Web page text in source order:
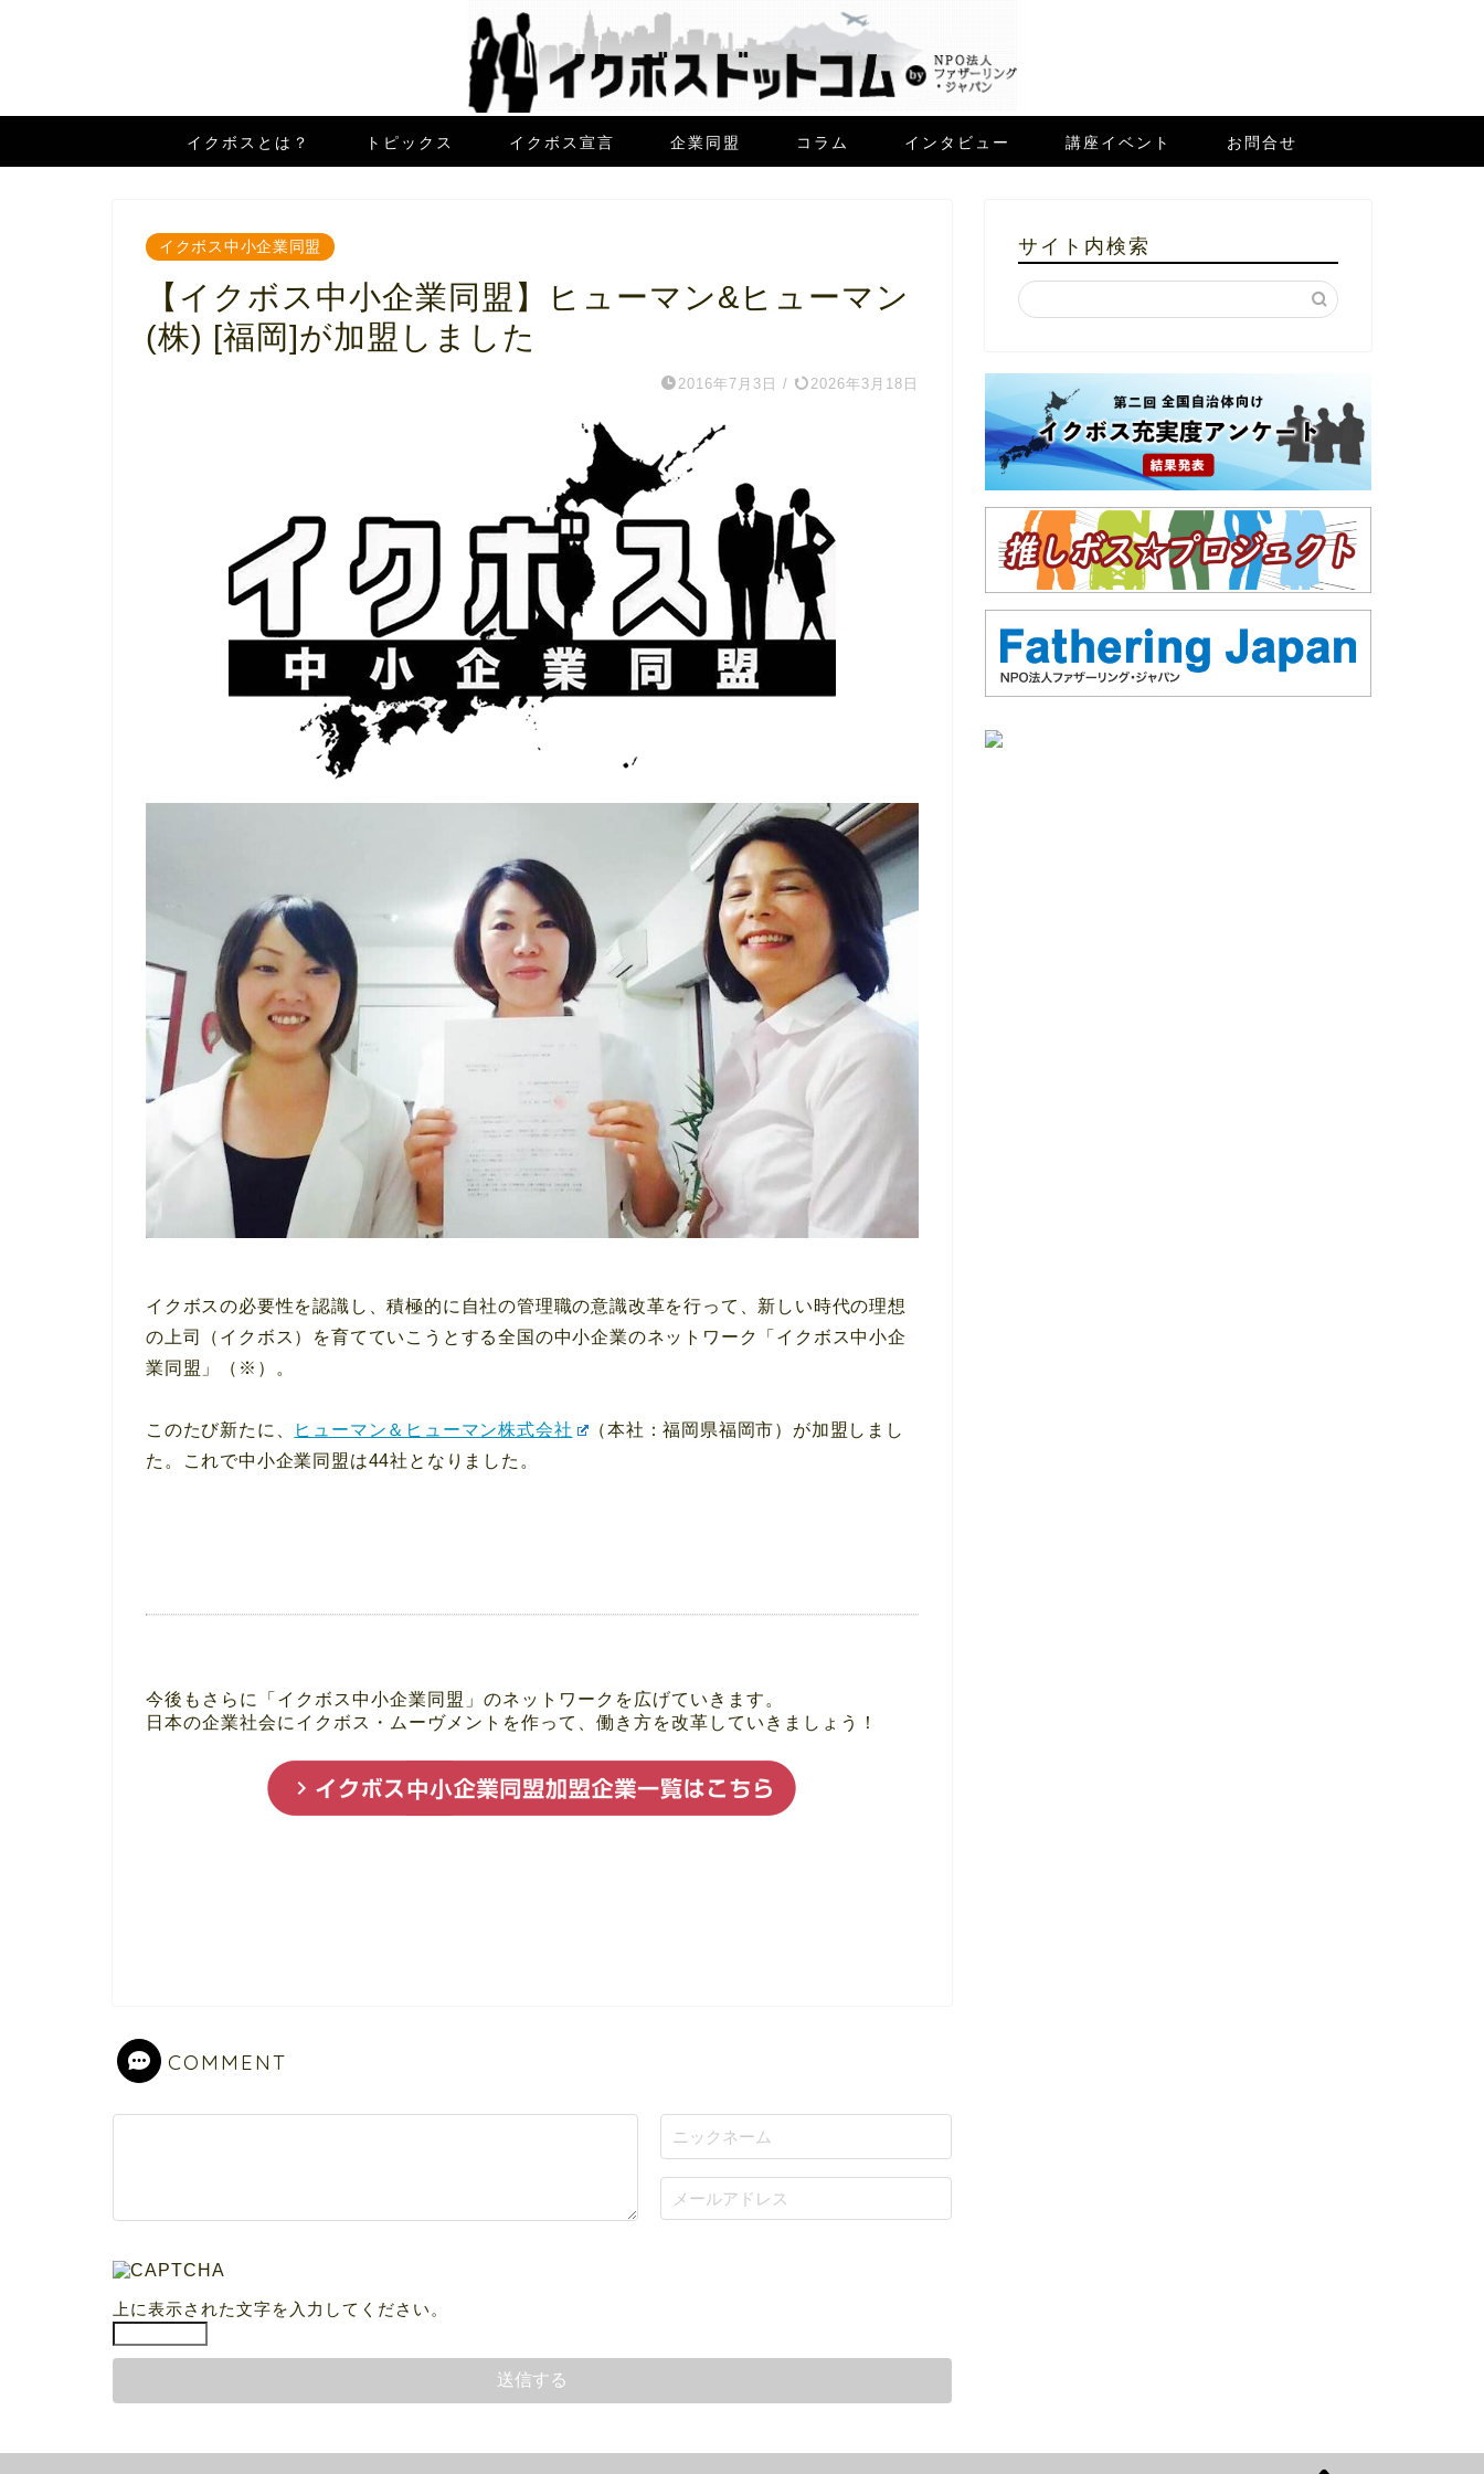
イクボスとは？ トピックス イクボス宣言 企業同盟 コラム インタビュー 講座イベント お問合せ
イクボス中小企業同盟
【イクボス中小企業同盟】ヒューマン&ヒューマン
(株) [福岡]が加盟しました
2016年7月3日 / 2026年3月18日
イクボスの必要性を認識し、積極的に自社の管理職の意識改革を行って、新しい時代の理想
の上司（イクボス）を育てていこうとする全国の中小企業のネットワーク「イクボス中小企
業同盟」（※）。
このたび新たに、 ヒューマン＆ヒューマン株式会社
（本社：福岡県福岡市）が加盟しまし
た。これで中小企業同盟は44社となりました。
今後もさらに「イクボス中小企業同盟」のネットワークを広げていきます。
日本の企業社会にイクボス・ムーヴメントを作って、働き方を改革していきましょう！
COMMENT
上に表示された文字を入力してください。
サイト内検索